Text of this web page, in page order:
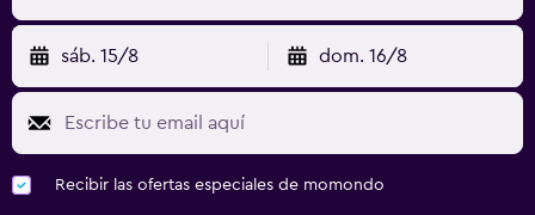
sáb. 15/8 dom. 16/8
Recibir las ofertas especiales de momondo